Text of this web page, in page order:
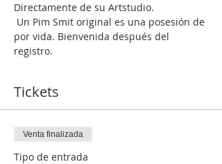
Directamente de su Artstudio.
por vida. Bienvenida después del
registro.
Tickets
Venta finalizada
Tipo de entrada